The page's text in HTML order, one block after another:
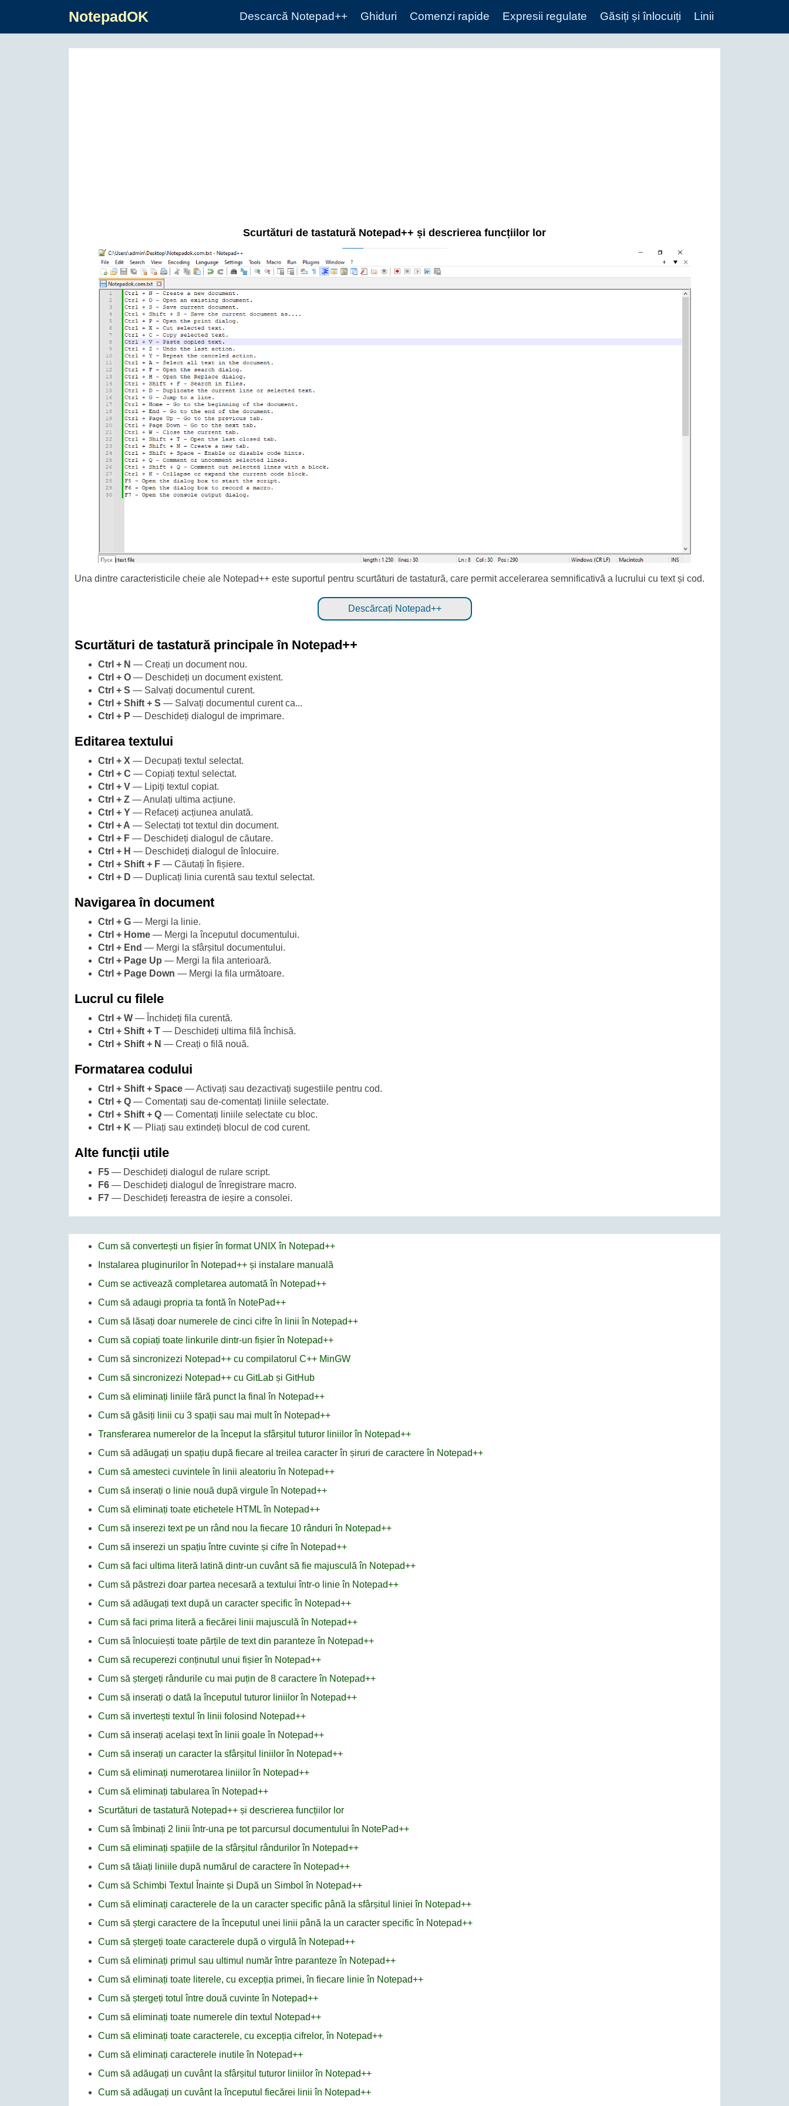
NotepadOK Descarcă Notepad++ Ghiduri Comenzi rapide Expresii regulate Găsiți și înlocuiți Linii
Scurtături de tastatură Notepad++ și descrierea funcțiilor lor
Una dintre caracteristicile cheie ale Notepad++ este suportul pentru scurtături de tastatură, care permit accelerarea semnificativă a lucrului cu text și cod.
Descărcați Notepad++
Scurtături de tastatură principale în Notepad++
Ctrl + N — Creați un document nou.
Ctrl + O — Deschideți un document existent.
Ctrl + S — Salvați documentul curent.
Ctrl + Shift + S — Salvați documentul curent ca...
Ctrl + P — Deschideți dialogul de imprimare.
Editarea textului
Ctrl + X — Decupați textul selectat.
Ctrl + C — Copiați textul selectat.
Ctrl + V — Lipiți textul copiat.
Ctrl + Z — Anulați ultima acțiune.
Ctrl + Y — Refaceți acțiunea anulată.
Ctrl + A — Selectați tot textul din document.
Ctrl + F — Deschideți dialogul de căutare.
Ctrl + H — Deschideți dialogul de înlocuire.
Ctrl + Shift + F — Căutați în fișiere.
Ctrl + D — Duplicați linia curentă sau textul selectat.
Navigarea în document
Ctrl + G — Mergi la linie.
Ctrl + Home — Mergi la începutul documentului.
Ctrl + End — Mergi la sfârșitul documentului.
Ctrl + Page Up — Mergi la fila anterioară.
Ctrl + Page Down — Mergi la fila următoare.
Lucrul cu filele
Ctrl + W — Închideți fila curentă.
Ctrl + Shift + T — Deschideți ultima filă închisă.
Ctrl + Shift + N — Creați o filă nouă.
Formatarea codului
Ctrl + Shift + Space — Activați sau dezactivați sugestiile pentru cod.
Ctrl + Q — Comentați sau de-comentați liniile selectate.
Ctrl + Shift + Q — Comentați liniile selectate cu bloc.
Ctrl + K — Pliați sau extindeți blocul de cod curent.
Alte funcții utile
F5 — Deschideți dialogul de rulare script.
F6 — Deschideți dialogul de înregistrare macro.
F7 — Deschideți fereastra de ieșire a consolei.
Cum să convertești un fișier în format UNIX în Notepad++
Instalarea pluginurilor în Notepad++ și instalare manuală
Cum se activează completarea automată în Notepad++
Cum să adaugi propria ta fontă în NotePad++
Cum să lăsați doar numerele de cinci cifre în linii în Notepad++
Cum să copiați toate linkurile dintr-un fișier în Notepad++
Cum să sincronizezi Notepad++ cu compilatorul C++ MinGW
Cum să sincronizezi Notepad++ cu GitLab și GitHub
Cum să eliminați liniile fără punct la final în Notepad++
Cum să găsiți linii cu 3 spații sau mai mult în Notepad++
Transferarea numerelor de la început la sfârșitul tuturor liniilor în Notepad++
Cum să adăugați un spațiu după fiecare al treilea caracter în șiruri de caractere în Notepad++
Cum să amesteci cuvintele în linii aleatoriu în Notepad++
Cum să inserați o linie nouă după virgule în Notepad++
Cum să eliminați toate etichetele HTML în Notepad++
Cum să inserezi text pe un rând nou la fiecare 10 rânduri în Notepad++
Cum să inserezi un spațiu între cuvinte și cifre în Notepad++
Cum să faci ultima literă latină dintr-un cuvânt să fie majusculă în Notepad++
Cum să păstrezi doar partea necesară a textului într-o linie în Notepad++
Cum să adăugați text după un caracter specific în Notepad++
Cum să faci prima literă a fiecărei linii majusculă în Notepad++
Cum să înlocuiești toate părțile de text din paranteze în Notepad++
Cum să recuperezi conținutul unui fișier în Notepad++
Cum să ștergeți rândurile cu mai puțin de 8 caractere în Notepad++
Cum să inserați o dată la începutul tuturor liniilor în Notepad++
Cum să invertești textul în linii folosind Notepad++
Cum să inserați același text în linii goale în Notepad++
Cum să inserați un caracter la sfârșitul liniilor în Notepad++
Cum să eliminați numerotarea liniilor în Notepad++
Cum să eliminați tabularea în Notepad++
Scurtături de tastatură Notepad++ și descrierea funcțiilor lor
Cum să îmbinați 2 linii într-una pe tot parcursul documentului în NotePad++
Cum să eliminați spațiile de la sfârșitul rândurilor în Notepad++
Cum să tăiați liniile după numărul de caractere în Notepad++
Cum să Schimbi Textul Înainte și După un Simbol în Notepad++
Cum să eliminați caracterele de la un caracter specific până la sfârșitul liniei în Notepad++
Cum să ștergi caractere de la începutul unei linii până la un caracter specific în Notepad++
Cum să ștergeți toate caracterele după o virgulă în Notepad++
Cum să eliminați primul sau ultimul număr între paranteze în Notepad++
Cum să eliminați toate literele, cu excepția primei, în fiecare linie în Notepad++
Cum să ștergeți totul între două cuvinte în Notepad++
Cum să eliminați toate numerele din textul Notepad++
Cum să eliminați toate caracterele, cu excepția cifrelor, în Notepad++
Cum să eliminați caracterele inutile în Notepad++
Cum să adăugați un cuvânt la sfârșitul tuturor liniilor în Notepad++
Cum să adăugați un cuvânt la începutul fiecărei linii în Notepad++